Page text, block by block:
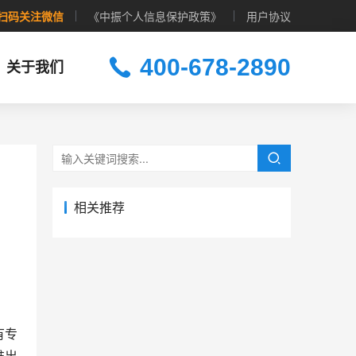
码关注微信 《中振个人信息保护政策》 用户协议
关于我们 400-678-2890
专
相关推荐